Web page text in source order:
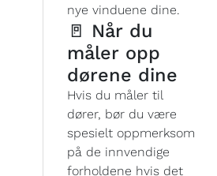
nye vinduene dine.
🚪 Når du
måler opp
dørene dine
Hvis du måler til
dører, bør du være
spesielt oppmerksom
på de innvendige
forholdene hvis det